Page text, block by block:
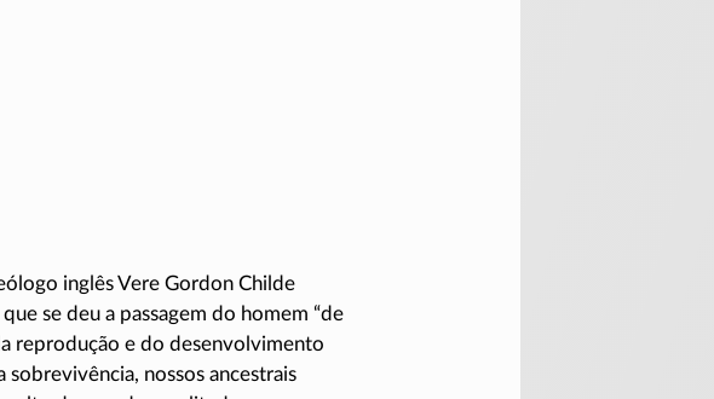
inglês Vere Gordon Childe
se deu a passagem do homem “de
reprodução e do desenvolvimento
sobrevivência, nossos ancestrais